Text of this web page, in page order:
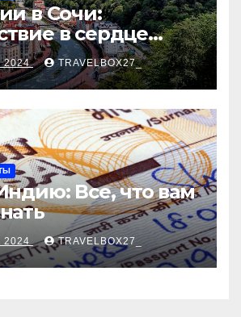
в Сочи:
в сердце
курорта
2024 TRAVELBOX27_
Все, что вам
TRAVELBOX27_